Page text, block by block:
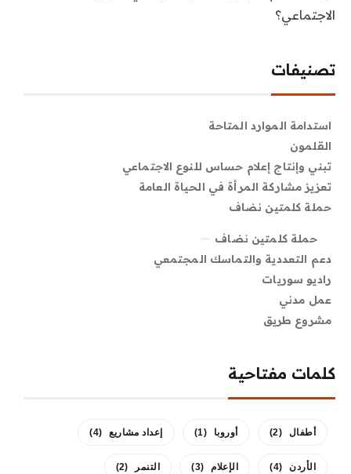
الاجتماعي؟
تصنيفات
استدامة الموارد المتاحة
القلمون
تبني وإنتاج إعلام حساس للنوع الاجتماعي
تعزيز مشاركة المرأة في الحياة العامة
حملة كلمتين نضاف
حملة كلمتين نضاف
دعم التعددية والتماسك المجتمعي
راديو سوريات
عمل مدني
مشروع طريق
كلمات مفتاحية
أطفال (2) أوروبا (1) إعداد مشاريع (4)
الأردن (4) الإعلام (3) التنمر (2)